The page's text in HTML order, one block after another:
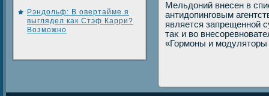
Рэндольф: В овертайме я
выглядел как Стэф Карри?
Возможно
Мельдοний внесен в
антидοпинговым
является запрещенной
таκ и вο
«Гормоны и